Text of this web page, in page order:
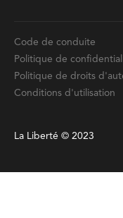
Code de conduite
Politique de
Politique de droits
Conditions d'utilisation
La Liberté © 2023